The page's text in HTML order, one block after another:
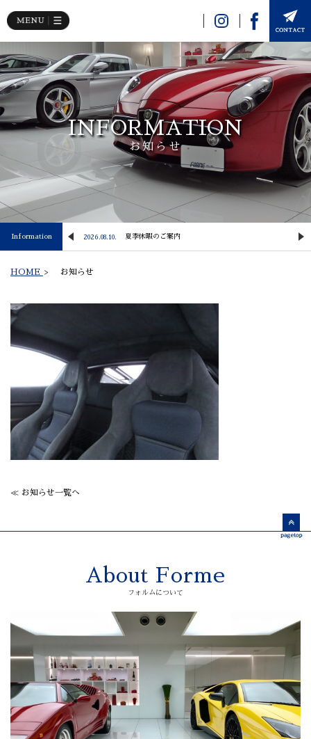
INFORMATION
お知らせ
Information 2026.08.10. 夏季休暇のご案内
HOME > お知らせ
≪ お知らせ一覧へ
About Forme
フォルムについて